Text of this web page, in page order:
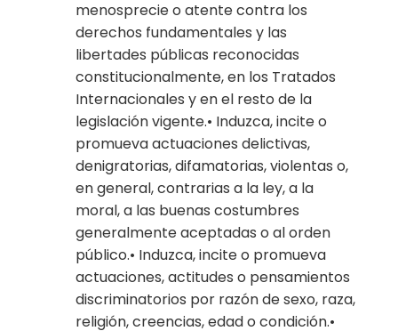
menosprecie o atente contra los
derechos fundamentales y las
libertades públicas reconocidas
constitucionalmente, en los Tratados
Internacionales y en el resto de la
legislación vigente.• Induzca, incite o
promueva actuaciones delictivas,
denigratorias, difamatorias, violentas o,
en general, contrarias a la ley, a la
moral, a las buenas costumbres
generalmente aceptadas o al orden
público.• Induzca, incite o promueva
actuaciones, actitudes o pensamientos
discriminatorios por razón de sexo, raza,
religión, creencias, edad o condición.•